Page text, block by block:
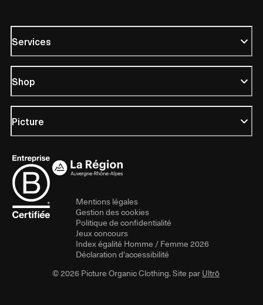
Services
Shop
Picture
Mentions légales
Gestion des cookies
Politique de confidentialité
Jeux concours
Index égalité Homme / Femme 2026
Déclaration d'accessibilité
© 2026 Picture Organic Clothing. Site parUltrō